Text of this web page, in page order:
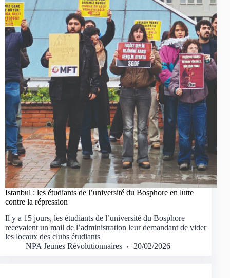
Istanbul : les étudiants de l’université du Bosphore en lutte
contre la répression
Il y a 15 jours, les étudiants de l’université du Bosphore
recevaient un mail de l’administration leur demandant de vider
les locaux des clubs étudiants
NPA Jeunes Révolutionnaires
20/02/2026